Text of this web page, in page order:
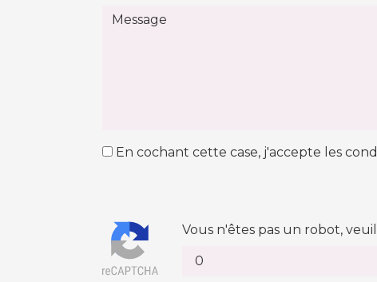
En cochant cette case, j'accepte les
Vous n'êtes pas un robot,